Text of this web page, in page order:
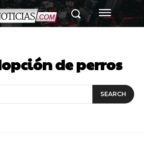
de perros
SEARCH